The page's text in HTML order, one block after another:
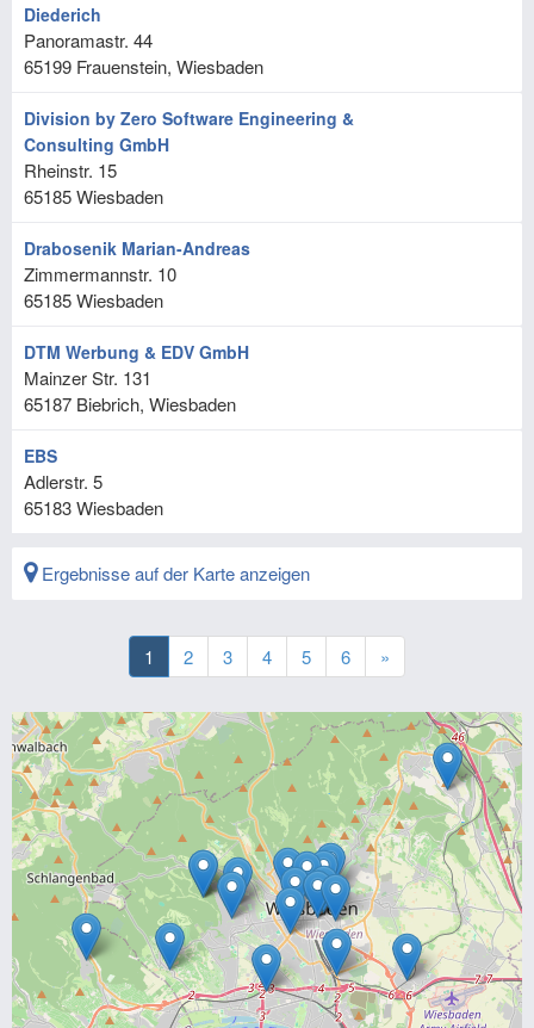
Diederich
Panoramastr. 44
65199 Frauenstein, Wiesbaden
Division by Zero Software Engineering &
Consulting GmbH
Rheinstr. 15
65185Wiesbaden
Drabosenik Marian-Andreas
Zimmermannstr. 10
65185Wiesbaden
DTM Werbung & EDV GmbH
Mainzer Str. 131
65187 Biebrich, Wiesbaden
EBS
Adlerstr. 5
65183Wiesbaden
Ergebnisse auf der Karte anzeigen
1 2 3 4 5 6 »